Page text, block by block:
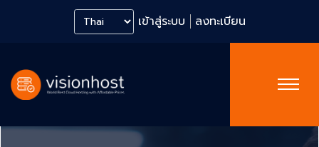
เข้าสู่ระบบ ลงทะเบียน